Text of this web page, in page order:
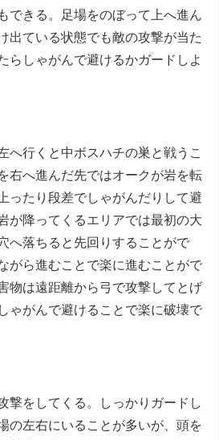
できる。足場をのぼって上へ進ん
出ている状態でも敵の攻撃が当た
らしゃがんで避けるかガードしよ
へ行くと中ボスハチの巣と戦うこ
右へ進んだ先ではオークが岩を転
ったり段差でしゃがんだりして避
が降ってくるエリアでは最初の大
へ落ちると先回りすることがで
がら進むことで楽に進むことがで
物は遠距離から弓で攻撃してとげ
ゃがんで避けることで楽に破壊で
撃をしてくる。しっかりガードし
の左右にいることが多いが、頭を